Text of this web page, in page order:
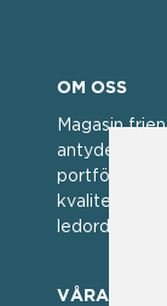
OM OSS
Magasin
antyder; en
portfölj med
kvalitet. För
ledorden
VÅRA